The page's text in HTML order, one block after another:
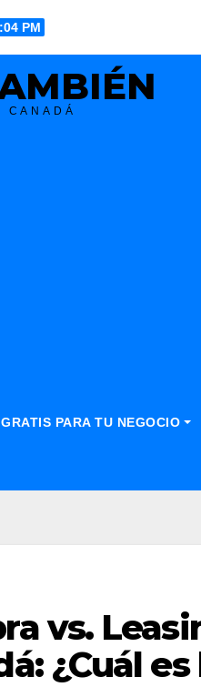
PM
CANADÁ
PARA TU NEGOCIO
vs.
¿Cuál